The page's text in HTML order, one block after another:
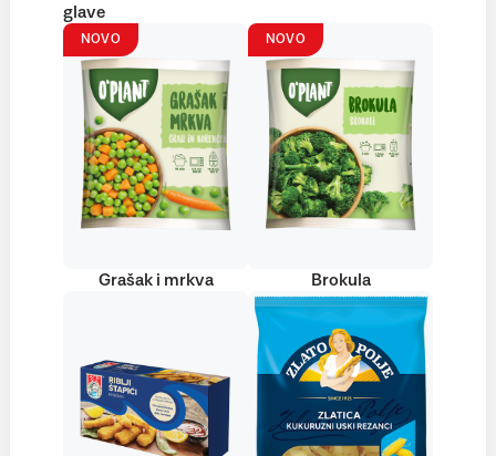
glave
NOVO
Grašak i mrkva
NOVO
Brokula